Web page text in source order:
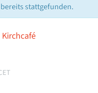
stattgefunden.
Kirchcafé